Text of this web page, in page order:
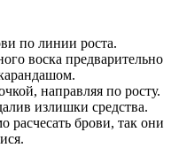
по линии роста.
воска предварительно
направляя по росту.
излишки средства.
расчесать брови, так они